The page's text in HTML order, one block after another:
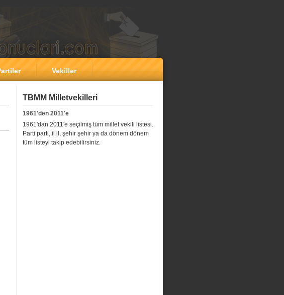
Vekiller
TBMM Milletvekilleri
1961'den 2011'e
1961'dan 2011'e seçilmiş tüm millet vekili listesi.
Parti parti, il il, şehir şehir ya da dönem dönem
tüm listeyi takip edebilirsiniz.